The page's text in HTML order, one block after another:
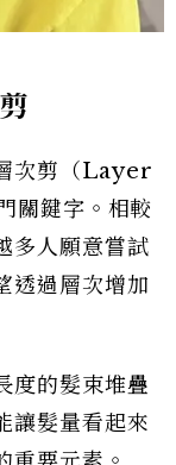
次剪（Layer
關鍵字。相較
多人願意嘗試
透過層次增加
度的髮束堆疊
讓髮量看起來